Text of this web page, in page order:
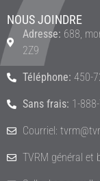
NOUS JOINDRE
Adresse: 688,
2Z9
Téléphone: 450-
Sans frais: 1-
Courriel:
TVRM général et